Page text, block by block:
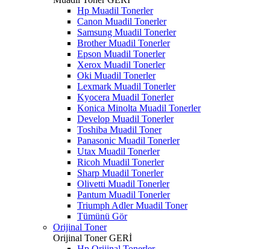
Hp Muadil Tonerler
Canon Muadil Tonerler
Samsung Muadil Tonerler
Brother Muadil Tonerler
Epson Muadil Tonerler
Xerox Muadil Tonerler
Oki Muadil Tonerler
Lexmark Muadil Tonerler
Kyocera Muadil Tonerler
Konica Minolta Muadil Tonerler
Develop Muadil Tonerler
Toshiba Muadil Toner
Panasonic Muadil Tonerler
Utax Muadil Tonerler
Ricoh Muadil Tonerler
Sharp Muadil Tonerler
Olivetti Muadil Tonerler
Pantum Muadil Tonerler
Triumph Adler Muadil Toner
Tümünü Gör
Orijinal Toner
Orijinal TonerGERİ